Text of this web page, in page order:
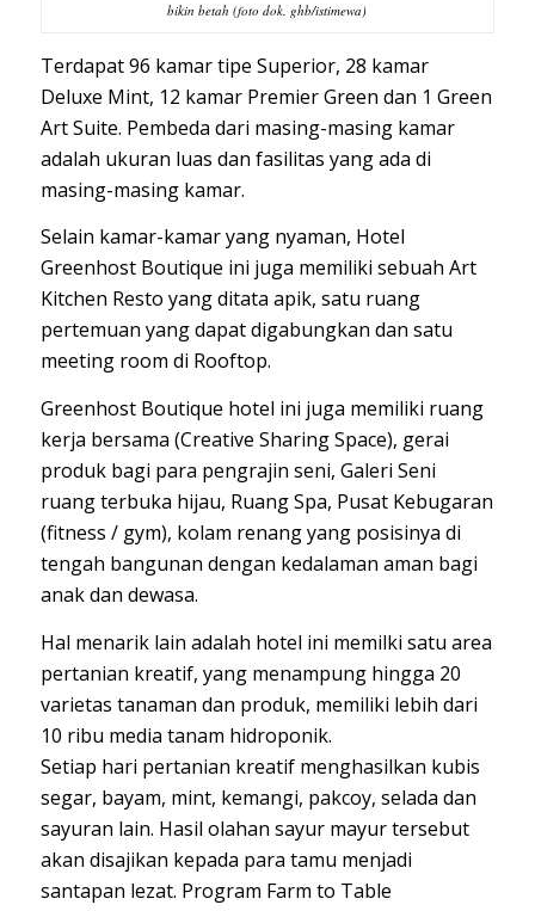
bikin betah (foto dok. ghb/istimewa)
Terdapat 96 kamar tipe Superior, 28 kamar
Deluxe Mint, 12 kamar Premier Green dan 1 Green
Art Suite. Pembeda dari masing-masing kamar
adalah ukuran luas dan fasilitas yang ada di
masing-masing kamar.
Selain kamar-kamar yang nyaman, Hotel
Greenhost Boutique ini juga memiliki sebuah Art
Kitchen Resto yang ditata apik, satu ruang
pertemuan yang dapat digabungkan dan satu
meeting room di Rooftop.
Greenhost Boutique hotel ini juga memiliki ruang
kerja bersama (Creative Sharing Space), gerai
produk bagi para pengrajin seni, Galeri Seni
ruang terbuka hijau, Ruang Spa, Pusat Kebugaran
(fitness / gym), kolam renang yang posisinya di
tengah bangunan dengan kedalaman aman bagi
anak dan dewasa.
Hal menarik lain adalah hotel ini memilki satu area
pertanian kreatif, yang menampung hingga 20
varietas tanaman dan produk, memiliki lebih dari
10 ribu media tanam hidroponik.
Setiap hari pertanian kreatif menghasilkan kubis
segar, bayam, mint, kemangi, pakcoy, selada dan
sayuran lain. Hasil olahan sayur mayur tersebut
akan disajikan kepada para tamu menjadi
santapan lezat. Program Farm to Table